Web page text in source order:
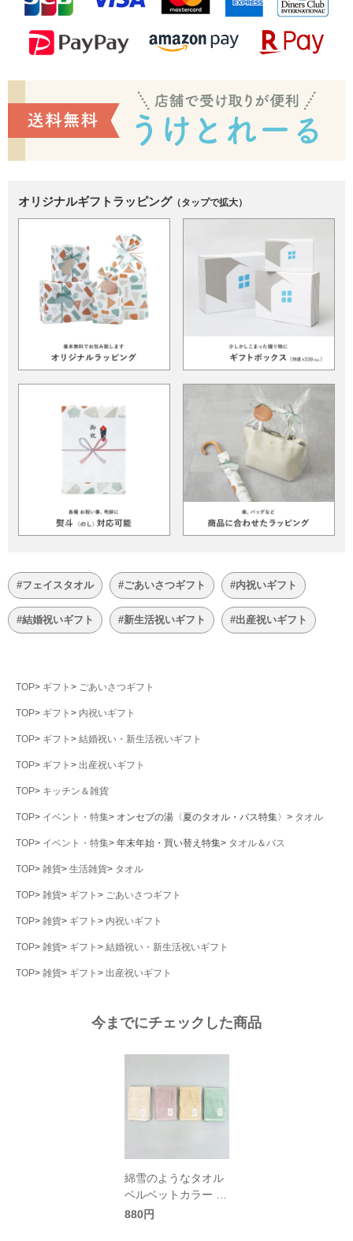
オリジナルギフトラッピング （タップで拡大）
#フェイスタオル #ごあいさつギフト #内祝いギフト
#結婚祝いギフト #新生活祝いギフト #出産祝いギフト
TOP ギフト ごあいさつギフト
TOP ギフト 内祝いギフト
TOP ギフト 結婚祝い・新生活祝いギフト
TOP ギフト 出産祝いギフト
TOP キッチン＆雑貨
TOP イベント・特集 オンセブの湯〈夏のタオル・バス特集〉 タオル
TOP イベント・特集 年末年始・買い替え特集 タオル＆バス
TOP 雑貨 生活雑貨 タオル
TOP 雑貨 ギフト ごあいさつギフト
TOP 雑貨 ギフト 内祝いギフト
TOP 雑貨 ギフト 結婚祝い・新生活祝いギフト
TOP 雑貨 ギフト 出産祝いギフト
今までにチェックした商品
綿雪のようなタオル
ベルベットカラー フ
ェイスタオル
880円